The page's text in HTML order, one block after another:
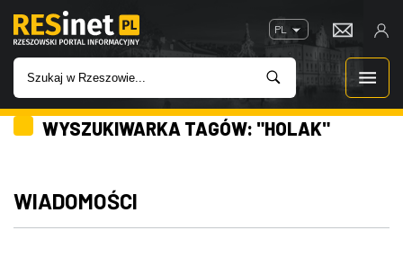
PL
WIADOMOŚCI
INWESTYCJE
WYSZUKIWARKA TAGÓW: "HOLAK"
WIADOMOŚCI